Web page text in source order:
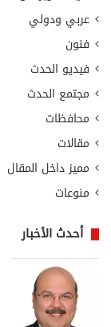
عربي ودولي
فنون
فيديو الحدث
مجتمع الحدث
محافظات
مقالات
مميز داخل المقال
منوعات
أحدث الأخبار